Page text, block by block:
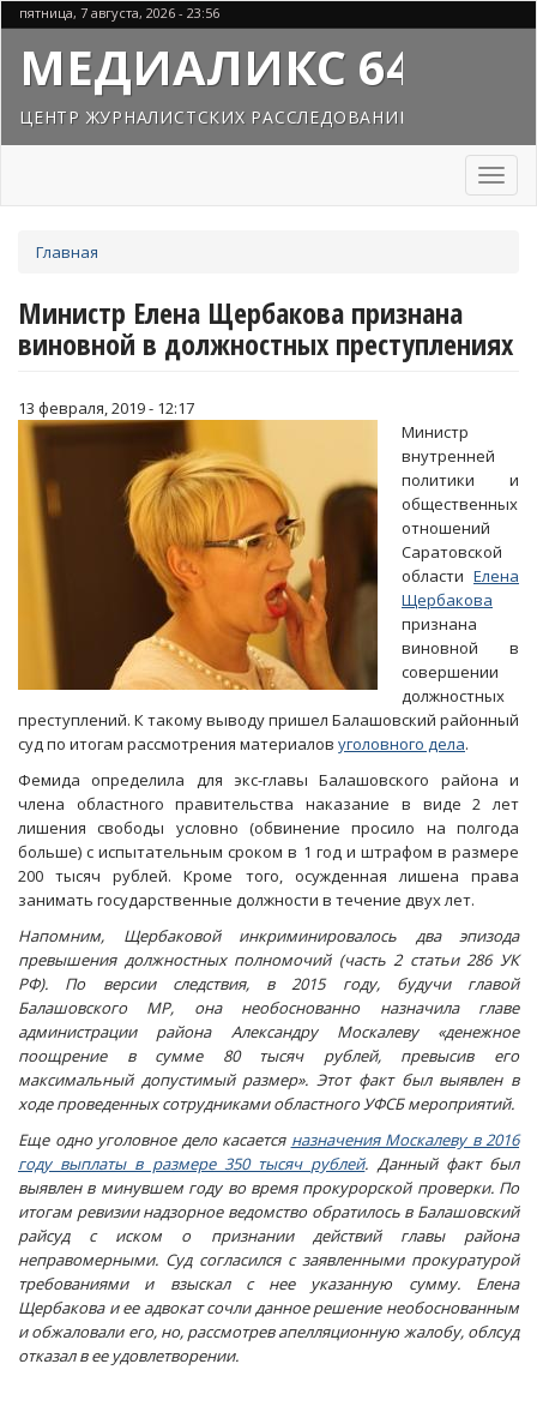
Перейти
к
основному
содержанию
пятница, 7 августа, 2026 - 23:56
МЕДИАЛИКС 64
ЦЕНТР ЖУРНАЛИСТСКИХ РАССЛЕДОВАНИЙ
Toggle
здесь
Главная
Министр Елена Щербакова признана
виновной в должностных преступлениях
13 февраля, 2019 - 12:17
Министр
внутренней
политики и
общественных
отношений
Саратовской
области Елена
Щербакова
признана
виновной в
совершении
должностных
преступлений. К такому выводу пришел Балашовский районный
суд по итогам рассмотрения материалов уголовного дела.
Фемида определила для экс-главы Балашовского района и
члена областного правительства наказание в виде 2 лет
лишения свободы условно (обвинение просило на полгода
больше) с испытательным сроком в 1 год и штрафом в размере
200 тысяч рублей. Кроме того, осужденная лишена права
занимать государственные должности в течение двух лет.
Напомним, Щербаковой инкриминировалось два эпизода
превышения должностных полномочий (часть 2 статьи 286 УК
РФ). По версии следствия, в 2015 году, будучи главой
Балашовского МР, она необоснованно назначила главе
администрации района Александру Москалеву «денежное
поощрение в сумме 80 тысяч рублей, превысив его
максимальный допустимый размер». Этот факт был выявлен в
ходе проведенных сотрудниками областного УФСБ мероприятий.
Еще одно уголовное дело касается назначения Москалеву в 2016
году выплаты в размере 350 тысяч рублей. Данный факт был
выявлен в минувшем году во время прокурорской проверки. По
итогам ревизии надзорное ведомство обратилось в Балашовский
райсуд с иском о признании действий главы района
неправомерными. Суд согласился с заявленными прокуратурой
требованиями и взыскал с нее указанную сумму. Елена
Щербакова и ее адвокат сочли данное решение необоснованным
и обжаловали его, но, рассмотрев апелляционную жалобу, облсуд
отказал в ее удовлетворении.